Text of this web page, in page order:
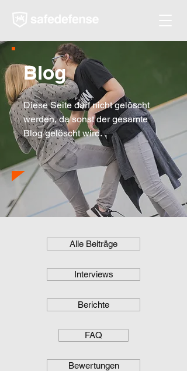
Blog
Diese Seite darf nicht gelöscht
werden, da sonst der gesamte
Blog gelöscht wird.
Alle Beiträge
Interviews
Berichte
FAQ
Bewertungen